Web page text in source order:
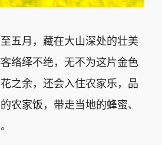
月，藏在大山深处的壮美
络绎不绝，无不为这片金色
之余，还会入住农家乐，品
农家饭，带走当地的蜂蜜、